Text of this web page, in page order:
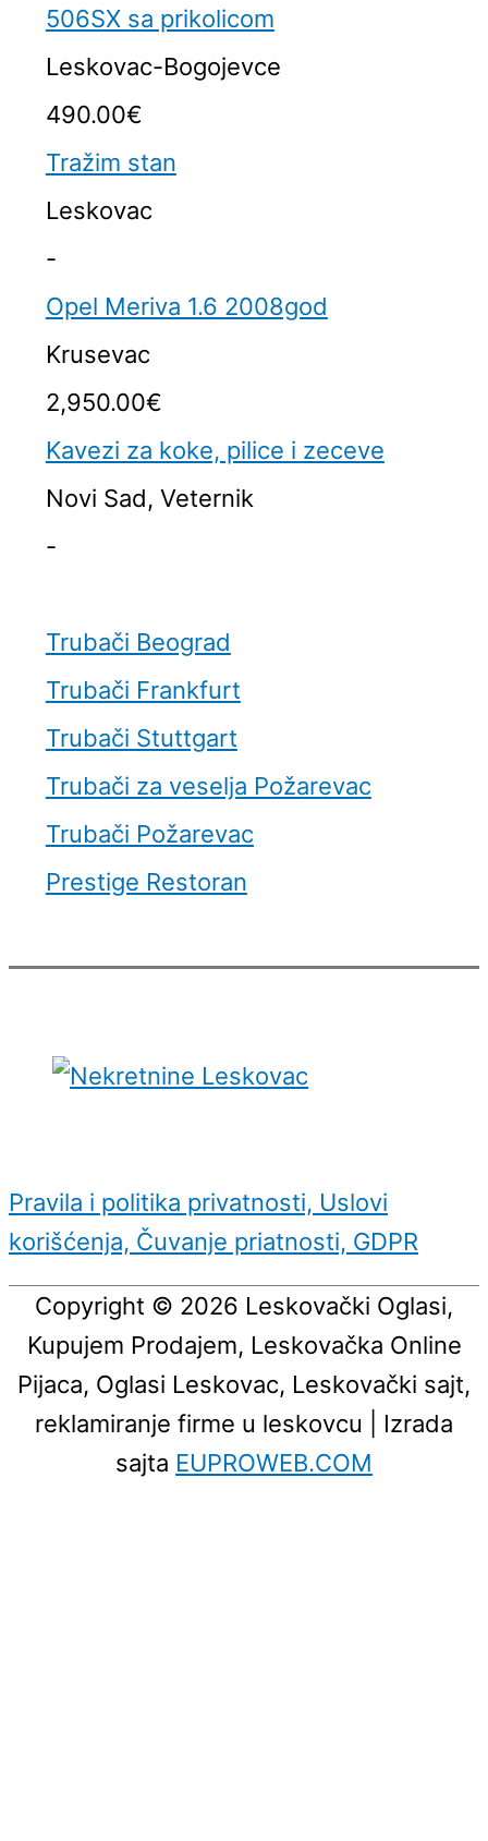
506SX sa prikolicom
Leskovac-Bogojevce
490.00€
Tražim stan
Leskovac
-
Opel Meriva 1.6 2008god
Krusevac
2,950.00€
Kavezi za koke, pilice i zeceve
Novi Sad, Veternik
-
Trubači Beograd
Trubači Frankfurt
Trubači Stuttgart
Trubači za veselja Požarevac
Trubači Požarevac
Prestige Restoran
Pravila i politika privatnosti, Uslovi
korišćenja, Čuvanje priatnosti, GDPR
Copyright © 2026 Leskovački Oglasi,
Kupujem Prodajem, Leskovačka Online
Pijaca, Oglasi Leskovac, Leskovački sajt,
reklamiranje firme u leskovcu | Izrada
sajta EUPROWEB.COM